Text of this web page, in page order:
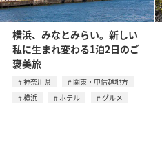
横浜、みなとみらい。新しい
私に生まれ変わる1泊2日のご
褒美旅
神奈川県
関東・甲信越地方
横浜
ホテル グルメ